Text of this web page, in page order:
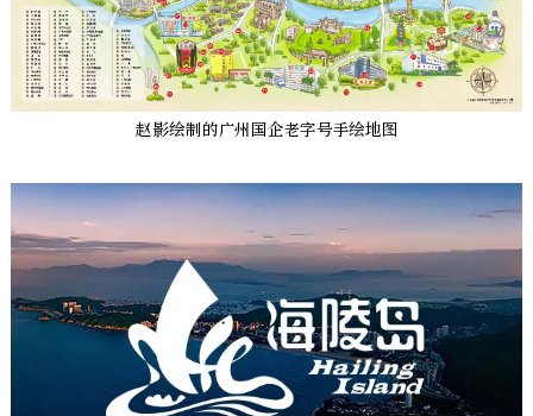
赵影绘制的广州国企老字号手绘地图